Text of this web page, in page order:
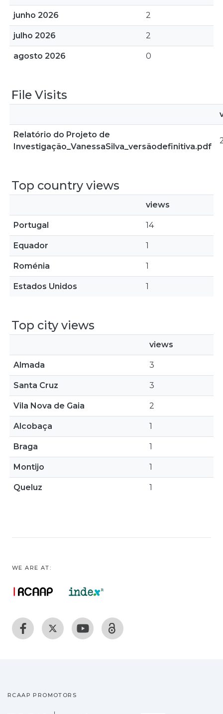
junho 2026 2
julho 2026 2
agosto 2026 0
File Visits
Relatório do Projeto de
Investigação_VanessaSilva_versãodefinitiva.pdf
Top country views
views
Portugal 14
Equador 1
Roménia 1
Estados Unidos 1
Top city views
views
Almada 3
Santa Cruz 3
Vila Nova de Gaia 2
Alcobaça 1
Braga 1
Montijo 1
Queluz 1
WE ARE AT:
RCAAP PROMOTORS